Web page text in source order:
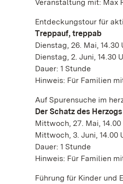
Veranstaltung mit: Max
Entdeckungstour für
Treppauf, treppab
Dienstag, 26. Mai, 14.30
Dienstag, 2. Juni, 14.30
Dauer: 1 Stunde
Hinweis: Für Familien
Auf Spurensuche im
Der Schatz des Herzogs
Mittwoch, 27. Mai, 14.00
Mittwoch, 3. Juni, 14.00
Dauer: 1 Stunde
Hinweis: Für Familien
Führung für Kinder und